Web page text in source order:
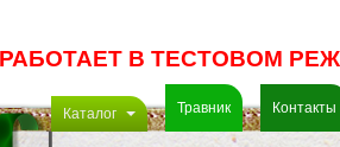
В ТЕСТОВОМ
Каталог Травник Контакты